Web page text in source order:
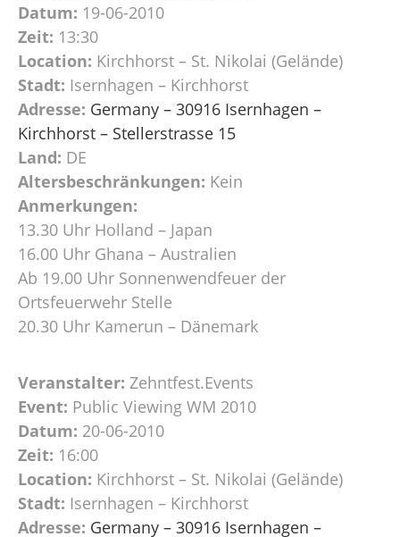
Datum: 19-06-2010
Zeit: 13:30
Location: Kirchhorst – St. Nikolai (Gelände)
Stadt: Isernhagen – Kirchhorst
Adresse: Germany – 30916 Isernhagen –
Kirchhorst – Stellerstrasse 15
Land: DE
Altersbeschränkungen: Kein
Anmerkungen:
13.30 Uhr Holland – Japan
16.00 Uhr Ghana – Australien
Ab 19.00 Uhr Sonnenwendfeuer der
Ortsfeuerwehr Stelle
20.30 Uhr Kamerun – Dänemark
Veranstalter: Zehntfest.Events
Event: Public Viewing WM 2010
Datum: 20-06-2010
Zeit: 16:00
Location: Kirchhorst – St. Nikolai (Gelände)
Stadt: Isernhagen – Kirchhorst
Adresse: Germany – 30916 Isernhagen –